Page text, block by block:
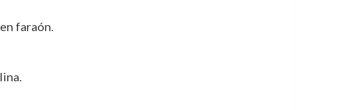
faraón.